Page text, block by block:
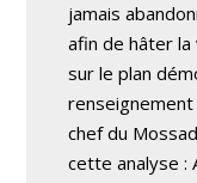
jamais
afin de hâter
sur le plan
renseignement
chef du
cette analyse :